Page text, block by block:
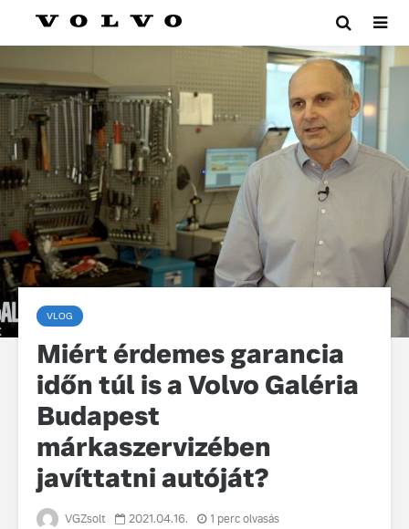
VLOG
Miért érdemes garancia
időn túl is a Volvo Galéria
Budapest
márkaszervizében
javíttatni autóját?
VGZsolt 2021.04.16. 1 perc olvasás